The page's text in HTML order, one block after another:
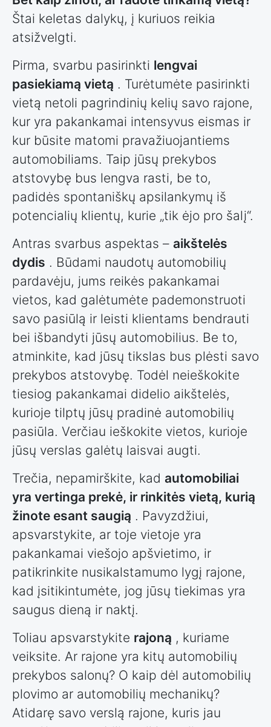
Štai keletas dalykų, į kuriuos reikia
atsižvelgti.
Pirma, svarbu pasirinkti lengvai
pasiekiamą vietą . Turėtumėte pasirinkti
vietą netoli pagrindinių kelių savo rajone,
kur yra pakankamai intensyvus eismas ir
kur būsite matomi pravažiuojantiems
automobiliams. Taip jūsų prekybos
atstovybę bus lengva rasti, be to,
padidės spontaniškų apsilankymų iš
potencialių klientų, kurie „tik ėjo pro šalį“.
Antras svarbus aspektas – aikštelės
dydis . Būdami naudotų automobilių
pardavėju, jums reikės pakankamai
vietos, kad galėtumėte pademonstruoti
savo pasiūlą ir leisti klientams bendrauti
bei išbandyti jūsų automobilius. Be to,
atminkite, kad jūsų tikslas bus plėsti savo
prekybos atstovybę. Todėl neieškokite
tiesiog pakankamai didelio aikštelės,
kurioje tilptų jūsų pradinė automobilių
pasiūla. Verčiau ieškokite vietos, kurioje
jūsų verslas galėtų laisvai augti.
Trečia, nepamirškite, kad automobiliai
yra vertinga prekė, ir rinkitės vietą, kurią
žinote esant saugią . Pavyzdžiui,
apsvarstykite, ar toje vietoje yra
pakankamai viešojo apšvietimo, ir
patikrinkite nusikalstamumo lygį rajone,
kad įsitikintumėte, jog jūsų tiekimas yra
saugus dieną ir naktį.
Toliau apsvarstykite rajoną , kuriame
veiksite. Ar rajone yra kitų automobilių
prekybos salonų? O kaip dėl automobilių
plovimo ar automobilių mechanikų?
Atidarę savo verslą rajone, kuris jau